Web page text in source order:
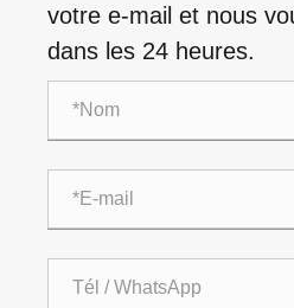
votre e-mail et nous
dans les 24 heures.